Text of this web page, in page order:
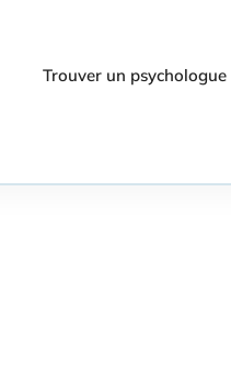
Trouver un psychologue